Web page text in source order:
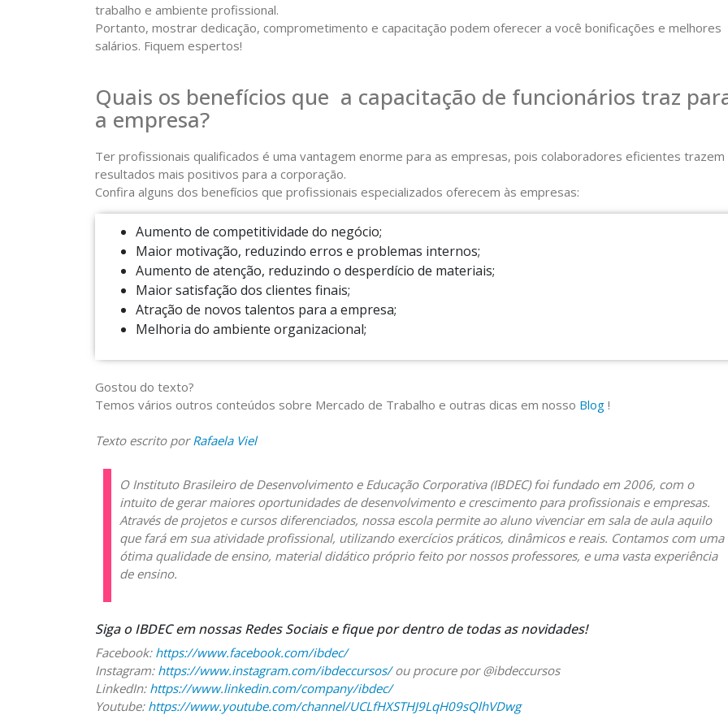
trabalho e ambiente profissional.
Portanto, mostrar dedicação, comprometimento e capacitação podem oferecer a você bonificações e melhores
salários. Fiquem espertos!
Quais os benefícios que a capacitação de funcionários traz
a empresa?
Ter profissionais qualificados é uma vantagem enorme para as empresas, pois colaboradores eficientes trazem
resultados mais positivos para a corporação.
Confira alguns dos benefícios que profissionais especializados oferecem às empresas:
Aumento de competitividade do negócio;
Maior motivação, reduzindo erros e problemas internos;
Aumento de atenção, reduzindo o desperdício de materiais;
Maior satisfação dos clientes finais;
Atração de novos talentos para a empresa;
Melhoria do ambiente organizacional;
Gostou do texto?
Temos vários outros conteúdos sobre Mercado de Trabalho e outras dicas em nosso Blog !
Texto escrito porRafaela Viel
O Instituto Brasileiro de Desenvolvimento e Educação Corporativa (IBDEC) foi fundado em 2006, com o
intuito de gerar maiores oportunidades de desenvolvimento e crescimento para profissionais e empresas.
Através de projetos e cursos diferenciados, nossa escola permite ao aluno vivenciar em sala de aula aquilo
que fará em sua atividade profissional, utilizando exercícios práticos, dinâmicos e reais. Contamos com uma
ótima qualidade de ensino, material didático próprio feito por nossos professores, e uma vasta experiência
de ensino.
Siga o IBDEC em nossas Redes Sociais e fique por dentro de todas as novidades!
Facebook: https://www.facebook.com/ibdec/
Instagram: https://www.instagram.com/ibdeccursos/ou procure por @ibdeccursos
LinkedIn: https://www.linkedin.com/company/ibdec/
Youtube: https://www.youtube.com/channel/UCLfHXSTHJ9LqH09sQlhVDwg